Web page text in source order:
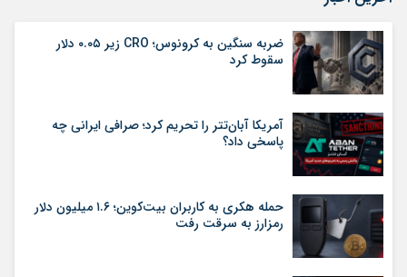
ضربه سنگین به کرونوس؛ CRO زیر ۰.۰۵ دلار
سقوط کرد
آمریکا آبان‌تتر را تحریم کرد؛ صرافی ایرانی چه
پاسخی داد؟
حمله هکری به کاربران بیت‌کوین؛ ۱.۶ میلیون دلار
رمزارز به سرقت رفت